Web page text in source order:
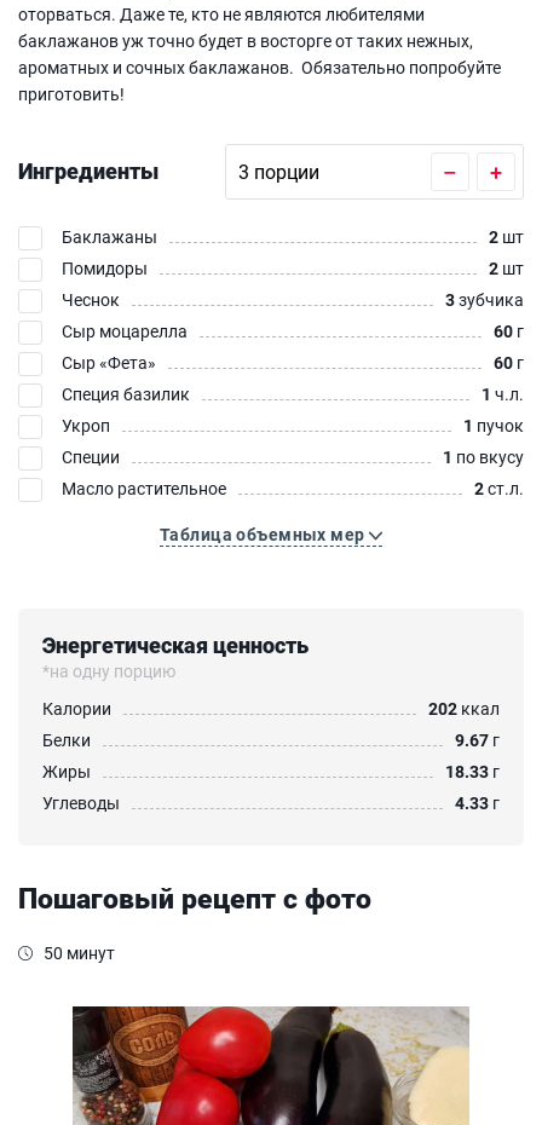
оторваться. Даже те, кто не являются любителями
баклажанов уж точно будет в восторге от таких нежных,
ароматных и сочных баклажанов. Обязательно попробуйте
приготовить!
Ингредиенты – +
Баклажаны 2 шт
Помидоры
2 шт
Чеснок
3зубчика
Сыр моцарелла
60 г
Сыр «Фета»‎
60 г
Специя базилик
1 ч.л.
Укроп
1 пучок
Специи
1 по вкусу
Масло растительное
2ст.л.
Таблица объемных мер
Энергетическая ценность
*на одну порцию
Калории
202 ккал
Белки
9.67 г
Жиры
18.33 г
Углеводы
4.33 г
Пошаговый рецепт с фото
50 минут